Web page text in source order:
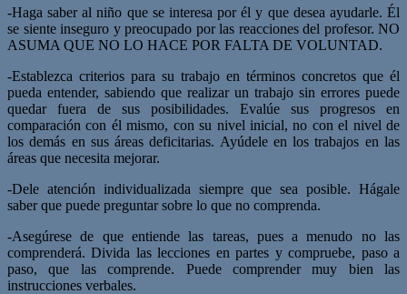
-Haga saber al niño que se interesa por él y que desea ayudarle. Él
se siente inseguro y preocupado por las reacciones del profesor. NO
ASUMA QUE NO LO HACE POR FALTA DE VOLUNTAD.
-Establezca criterios para su trabajo en términos concretos que él
pueda entender, sabiendo que realizar un trabajo sin errores puede
quedar fuera de sus posibilidades. Evalúe sus progresos en
comparación con él mismo, con su nivel inicial, no con el nivel de
los demás en sus áreas deficitarias. Ayúdele en los trabajos en las
áreas que necesita mejorar.
-Dele atención individualizada siempre que sea posible. Hágale
saber que puede preguntar sobre lo que no comprenda.
-Asegúrese de que entiende las tareas, pues a menudo no las
comprenderá. Divida las lecciones en partes y compruebe, paso a
paso, que las comprende. Puede comprender muy bien las
instrucciones verbales.